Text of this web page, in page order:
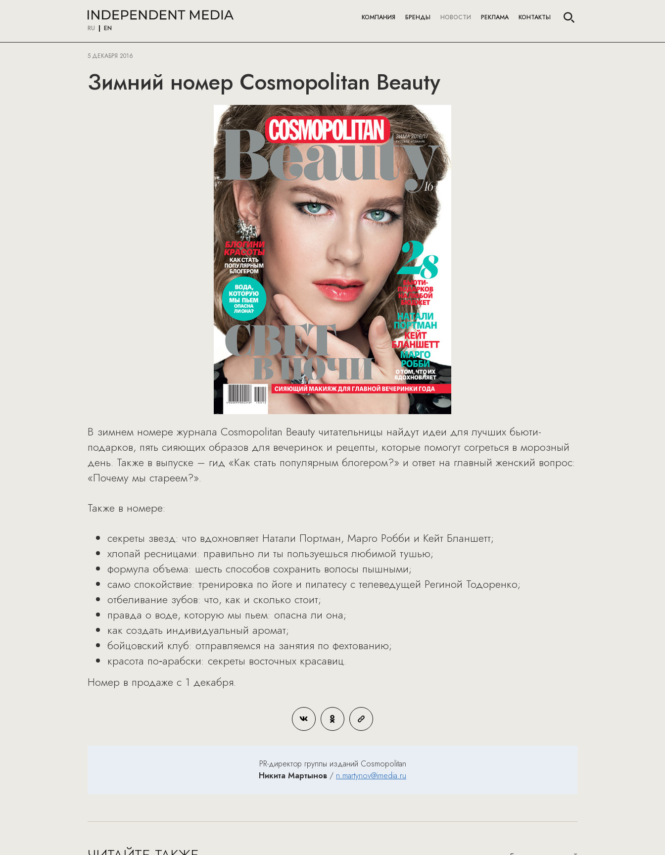
RU EN
КОМПАНИЯ БРЕНДЫ НОВОСТИ РЕКЛАМА КОНТАКТЫ
5 ДЕКАБРЯ 2016
Зимний номер Cosmopolitan Beauty
В зимнем номере журнала Cosmopolitan Beauty читательницы найдут идеи для лучших бьюти-
подарков, пять сияющих образов для вечеринок и рецепты, которые помогут согреться в морозный
день. Также в выпуске – гид «Как стать популярным блогером?» и ответ на главный женский вопрос:
«Почему мы стареем?».
Также в номере:
секреты звезд: что вдохновляет Натали Портман, Марго Робби и Кейт Бланшетт;
хлопай ресницами: правильно ли ты пользуешься любимой тушью;
формула объема: шесть способов сохранить волосы пышными;
само спокойствие: тренировка по йоге и пилатесу с телеведущей Региной Тодоренко;
отбеливание зубов: что, как и сколько стоит;
правда о воде, которую мы пьем: опасна ли она;
как создать индивидуальный аромат;
бойцовский клуб: отправляемся на занятия по фехтованию;
красота по‑арабски: секреты восточных красавиц.
Номер в продаже с 1 декабря.
PR-директор группы изданий Cosmopolitan
Никита Мартынов / n.martynov@imedia.ru